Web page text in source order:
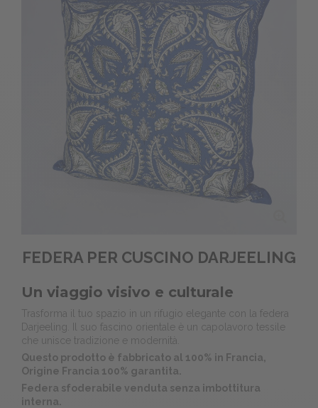
FEDERA PER CUSCINO DARJEELING
Un viaggio visivo e culturale
Trasforma il tuo spazio in un rifugio elegante con la federa
Darjeeling. Il suo fascino orientale è un capolavoro tessile
che unisce tradizione e modernità.
Questo prodotto è fabbricato al 100% in Francia,
Origine Francia 100% garantita.
Federa sfoderabile venduta senza imbottitura
interna.